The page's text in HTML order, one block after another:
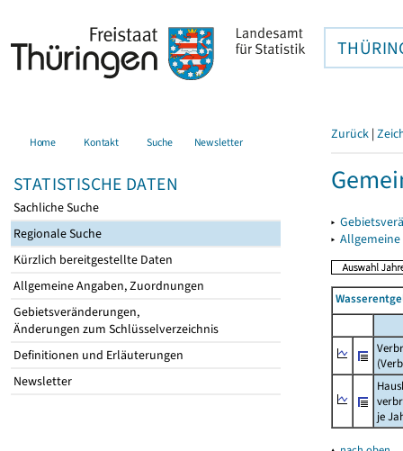
Home Kontakt Suche Newsletter
STATISTISCHE DATEN
Sachliche Suche
Regionale Suche
Kürzlich bereitgestellte Daten
Allgemeine Angaben, Zuordnungen
Gebietsveränderungen,
Änderungen zum Schlüsselverzeichnis
Definitionen und Erläuterungen
Newsletter
Zurück |
▸
▸
je